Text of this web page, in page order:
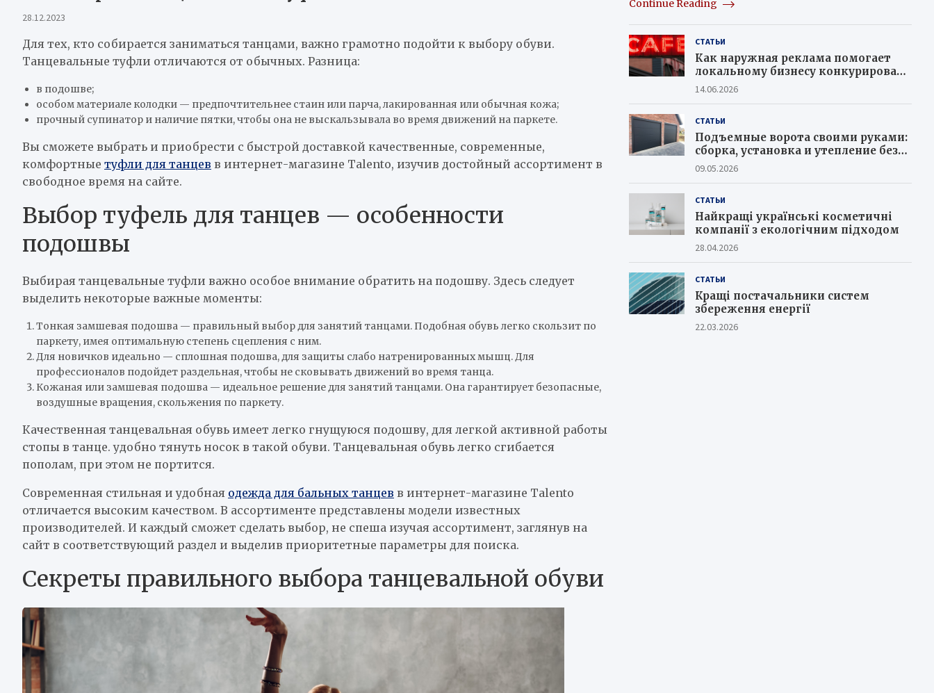
28.12.2023
Для тех, кто собирается заниматься танцами, важно грамотно подойти к выбору обуви.
Танцевальные туфли отличаются от обычных. Разница:
в подошве;
особом материале колодки — предпочтительнее стаин или парча, лакированная или обычная кожа;
прочный супинатор и наличие пятки, чтобы она не выскальзывала во время движений на паркете.
Вы сможете выбрать и приобрести с быстрой доставкой качественные, современные,
комфортные туфли для танцев в интернет-магазине Talento, изучив достойный ассортимент в
свободное время на сайте.
Выбор туфель для танцев — особенности
подошвы
Выбирая танцевальные туфли важно особое внимание обратить на подошву. Здесь следует
выделить некоторые важные моменты:
Тонкая замшевая подошва — правильный выбор для занятий танцами. Подобная обувь легко скользит по
паркету, имея оптимальную степень сцепления с ним.
Для новичков идеально — сплошная подошва, для защиты слабо натренированных мышц. Для
профессионалов подойдет раздельная, чтобы не сковывать движений во время танца.
Кожаная или замшевая подошва — идеальное решение для занятий танцами. Она гарантирует безопасные,
воздушные вращения, скольжения по паркету.
Качественная танцевальная обувь имеет легко гнущуюся подошву, для легкой активной работы
стопы в танце. удобно тянуть носок в такой обуви. Танцевальная обувь легко сгибается
пополам, при этом не портится.
Современная стильная и удобная одежда для бальных танцев в интернет-магазине Talento
отличается высоким качеством. В ассортименте представлены модели известных
производителей. И каждый сможет сделать выбор, не спеша изучая ассортимент, заглянув на
сайт в соответствующий раздел и выделив приоритетные параметры для поиска.
Секреты правильного выбора танцевальной обуви
Continue Reading
СТАТЬИ
Как наружная реклама помогает
локальному бизнесу конкурировать
с крупными сетями
14.06.2026
СТАТЬИ
Подъемные ворота своими руками:
сборка, установка и утепление без
ошибок
09.05.2026
СТАТЬИ
Найкращі українські косметичні
компанії з екологічним підходом
28.04.2026
СТАТЬИ
Кращі постачальники систем
збереження енергії
22.03.2026